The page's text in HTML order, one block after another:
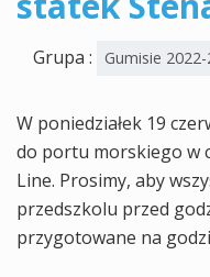
Grupa : Gumisie 2022-
W poniedziałek 19
do portu morskiego w
Line. Prosimy, aby
przedszkolu przed
przygotowane na